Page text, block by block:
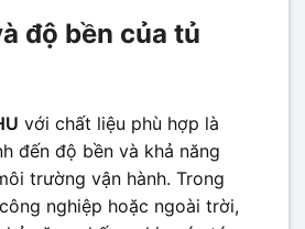
độ bền của tủ
với chất liệu phù hợp là
đến độ bền và khả năng
trường vận hành. Trong
nghiệp hoặc ngoài trời,